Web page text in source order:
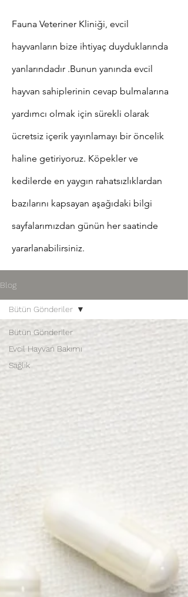
Fauna Veteriner Kliniği, evcil
hayvanların bize ihtiyaç duyduklarında
yanlarındadır .Bunun yanında evcil
hayvan sahiplerinin cevap bulmalarına
yardımcı olmak için sürekli olarak
ücretsiz içerik yayınlamayı bir öncelik
haline getiriyoruz. Köpekler ve
kedilerde en yaygın rahatsızlıklardan
bazılarını kapsayan aşağıdaki bilgi
sayfalarımızdan günün her saatinde
yararlanabilirsiniz.
Blog
Bütün Gönderiler
Evcil Hayvan Bakımı
Sağlık
Bütün Gönderiler